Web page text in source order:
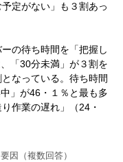
定がない」も３割あっ
の待ち時間を「把握し
「30分未満」が３割を
なっている。待ち時間
」が46・１％と最も多
作業の遅れ」（24・
因（複数回答）